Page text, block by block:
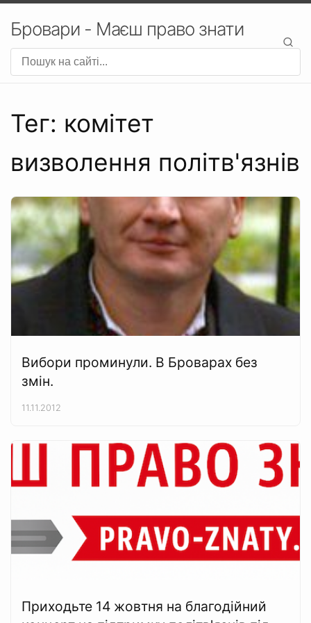
Бровари - Маєш право знати
Тег: комітет
визволення політв'язнів
Вибори проминули. В Броварах без
змін.
11.11.2012
Приходьте 14 жовтня на благодійний